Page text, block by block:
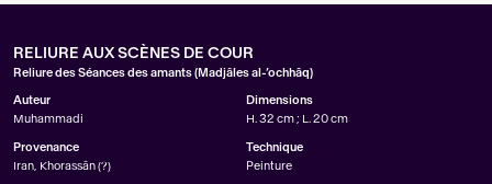
RELIURE AUX SCÈNES DE COUR
Reliure des Séances des amants (Madjâles al-’ochhâq)
Auteur
Muhammadi
Dimensions
H. 32 cm ; L. 20 cm
Provenance
Iran, Khorassân (?)
Technique
Peinture